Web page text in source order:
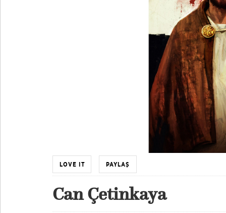
LOVE IT PAYLAŞ
Can Çetinkaya